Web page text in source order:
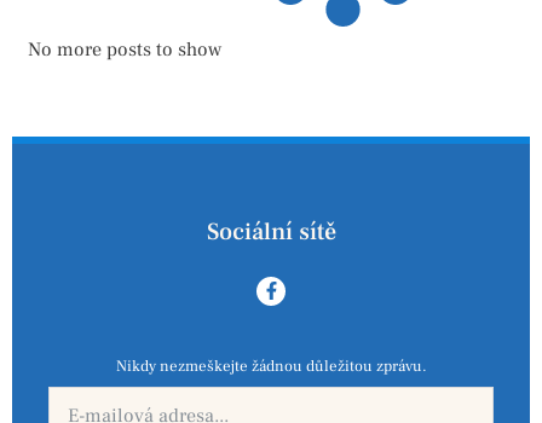
No more posts to show
Sociální sítě
Nikdy nezmeškejte žádnou důležitou zprávu.